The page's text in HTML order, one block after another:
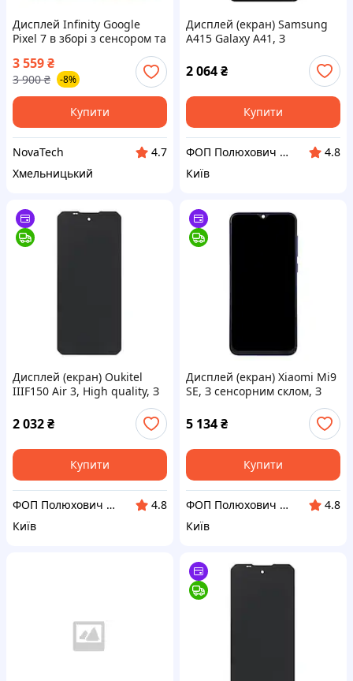
Дисплей Infinity Google
Pixel 7 в зборі з сенсором та
(Відновлений)
3 559₴
3 900 ₴ -8%
Купити
NovaTech
4.7
Хмельницький
Дисплей (екран) Samsung
A415 Galaxy A41, З
рамкою, IPS, Чорний
2 064₴
Купити
ФОП Полюхович Л.Г.
4.8
Київ
Дисплей (екран) Oukitel
IIIF150 Air 3, High quality, З
рамки, Чорний
2 032₴
Купити
ФОП Полюхович Л.Г.
4.8
Київ
Дисплей (екран) Xiaomi Mi9
SE, З сенсорним склом, З
Синій
5 134₴
Купити
ФОП Полюхович Л.Г.
4.8
Київ